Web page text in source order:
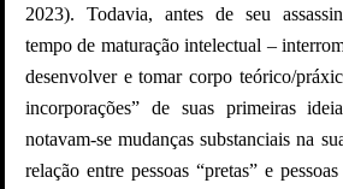
2023). Todavia, antes de seu
tempo de maturação intelectual –
desenvolver e tomar corpo teórico/
incorporações” de suas primeiras
notavam-se mudanças substanciais na
relação entre pessoas “pretas” e